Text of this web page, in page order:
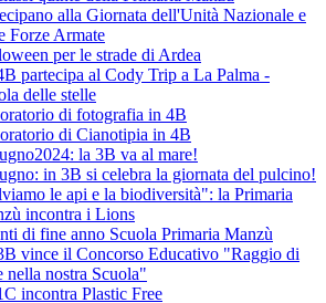
alla Giornata dell'Unità Nazionale e
Forze Armate
per le strade di Ardea
partecipa al Cody Trip a La Palma -
delle stelle
di fotografia in 4B
di Cianotipia in 4B
la 3B va al mare!
in 3B si celebra la giornata del pulcino!
le api e la biodiversità": la Primaria
incontra i Lions
di fine anno Scuola Primaria Manzù
vince il Concorso Educativo "Raggio di
nella nostra Scuola"
incontra Plastic Free